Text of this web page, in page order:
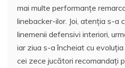
mai multe performanțe
linebacker-ilor. Joi, atenția s-a
linemenii defensivi interiori,
iar ziua s-a încheiat cu
cei zece jucători recomandați